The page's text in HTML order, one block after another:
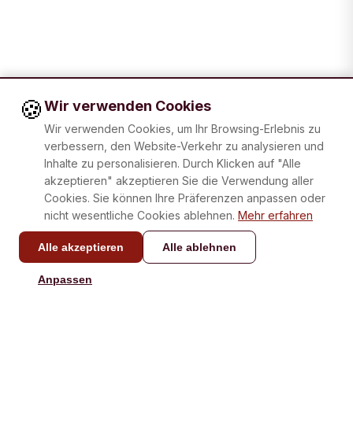
🍪Wir verwenden Cookies
Wir verwenden Cookies, um Ihr Browsing-Erlebnis zu
verbessern, den Website-Verkehr zu analysieren und
Inhalte zu personalisieren. Durch Klicken auf "Alle
akzeptieren" akzeptieren Sie die Verwendung aller
Cookies. Sie können Ihre Präferenzen anpassen oder
nicht wesentliche Cookies ablehnen. Mehr erfahren
Alle akzeptieren Alle ablehnen
Anpassen